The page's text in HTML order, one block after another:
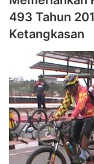
493 Tahun
Ketangkasan